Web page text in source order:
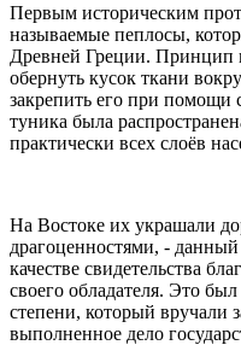
Первым историческим
называемые пеплосы,
Древней Греции. Принцип
обернуть кусок ткани
закрепить его при помощи
туника была
практически всех слоёв
На Востоке их украшали
драгоценностями, -
качестве свидетельства
своего обладателя. Это
степени, который вручали
выполненное дело